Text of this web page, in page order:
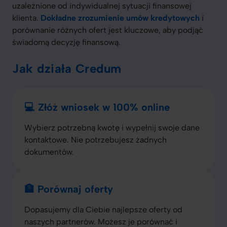
uzależnione od indywidualnej sytuacji finansowej
klienta. Dokładne zrozumienie umów kredytowych i
porównanie różnych ofert jest kluczowe, aby podjąć
świadomą decyzję finansową.
Jak działa Credum
💻 Złóż wniosek w 100% online
Wybierz potrzebną kwotę i wypełnij swoje dane
kontaktowe. Nie potrzebujesz żadnych
dokumentów.
🏦 Porównaj oferty
Dopasujemy dla Ciebie najlepsze oferty od
naszych partnerów. Możesz je porównać i